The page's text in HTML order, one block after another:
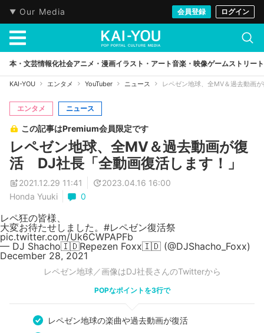
Our Media 会員登録 ログイン
本・文芸情報化社会アニメ・漫画イラスト・アート音楽・映像ゲームストリート
KAI-YOU エンタメ YouTuber ニュース レペゼン地球、全MV＆過去動画
エンタメ ニュース
この記事はPremium会員限定です
レペゼン地球、全MV＆過去動画が復
活 DJ社長「全動画復活します！」
2021.12.29 11:41
2023.04.16 16:00
Honda Yuuki
0
レペ狂の皆様、
大変お待たせしました。 #レペゼン復活祭
pic.twitter.com/Uk6CWPAPFb
— DJ Shacho🇮🇩Repezen Foxx🇮🇩 (@DJShacho_Foxx)
December 28, 2021
レペゼン地球／画像はDJ社長さんのTwitterから
POPなポイントを3行で
レペゼン地球の楽曲や過去動画が復活